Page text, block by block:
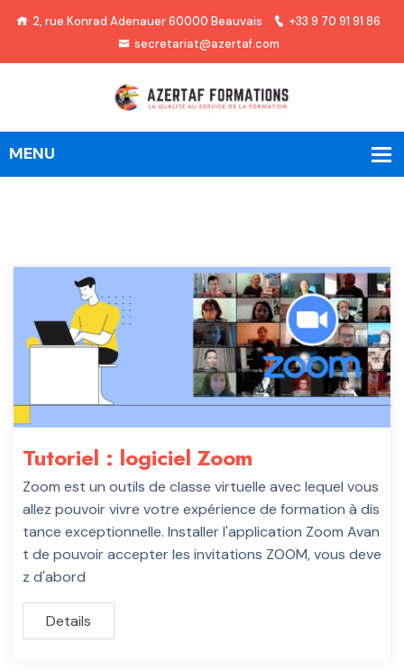
2, rue Konrad Adenauer 60000 Beauvais
+33 9 70 91 91 86
secretariat@azertaf.com
Tutoriel : logiciel Zoom
Zoom est un outils de classe virtuelle avec lequel vous
allez pouvoir vivre votre expérience de formation à dis
tance exceptionnelle. Installer l'application Zoom Avan
t de pouvoir accepter les invitations ZOOM, vous deve
z d'abord
Details